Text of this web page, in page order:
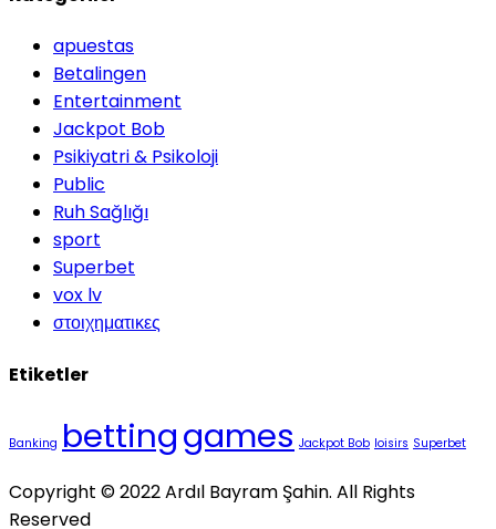
apuestas
Betalingen
Entertainment
Jackpot Bob
Psikiyatri & Psikoloji
Public
Ruh Sağlığı
sport
Superbet
vox lv
στοιχηματικες
Etiketler
Banking bettinggames Jackpot Bob loisirs Superbet
Copyright © 2022 Ardıl Bayram Şahin. All Rights
Reserved